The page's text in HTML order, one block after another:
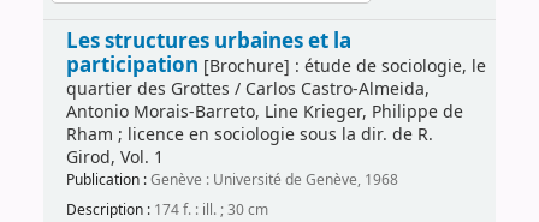
Les structures urbaines et la
participation [Brochure] : étude de sociologie, le
quartier des Grottes / Carlos Castro-Almeida,
Antonio Morais-Barreto, Line Krieger, Philippe de
Rham ; licence en sociologie sous la dir. de R.
Girod, Vol. 1
Publication :Genève : Université de Genève, 1968
Description : 174 f. : ill. ; 30 cm